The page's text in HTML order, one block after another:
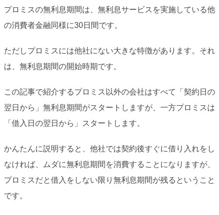
プロミスの無利息期間は、無利息サービスを実施している他
の消費者金融同様に30日間です。
ただしプロミスには他社にない大きな特徴があります。それ
は、無利息期間の開始時期です。
この記事で紹介するプロミス以外の会社はすべて「契約日の
翌日から」無利息期間がスタートしますが、一方プロミスは
「借入日の翌日から」スタートします。
かんたんに説明すると、他社では契約後すぐに借り入れをし
なければ、ムダに無利息期間を消費することになりますが、
プロミスだと借入をしない限り無利息期間が残るということ
です。